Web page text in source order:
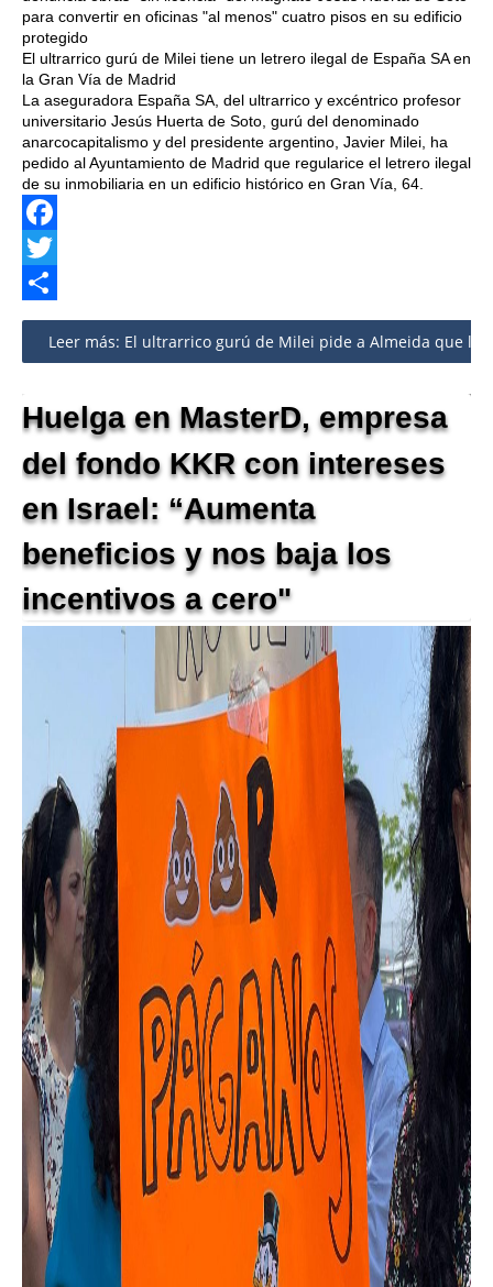
para convertir en oficinas "al menos" cuatro pisos en su edificio
protegido
El ultrarrico gurú de Milei tiene un letrero ilegal de España SA en
la Gran Vía de Madrid
La aseguradora España SA, del ultrarrico y excéntrico profesor
universitario Jesús Huerta de Soto, gurú del denominado
anarcocapitalismo y del presidente argentino, Javier Milei, ha
pedido al Ayuntamiento de Madrid que regularice el letrero ilegal
de su inmobiliaria en un edificio histórico en Gran Vía, 64.
Facebook
Twitter
Share
Leer más: El ultrarrico gurú de Milei pide a Almeida que
Huelga en MasterD, empresa
del fondo KKR con intereses
en Israel: “Aumenta
beneficios y nos baja los
incentivos a cero"